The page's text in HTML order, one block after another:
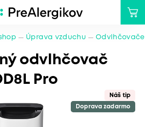
Úprava vzduchu
odvlhčovač
Pro
Náš tip
Doprava zadarmo